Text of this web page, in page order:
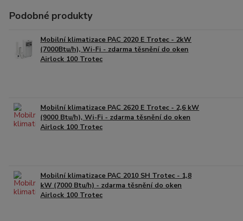
Podobné produkty
Mobilní klimatizace PAC 2020 E Trotec - 2kW
(7000Btu/h), Wi-Fi - zdarma těsnění do oken
Airlock 100 Trotec
Mobilní klimatizace PAC 2620 E Trotec - 2,6 kW
(9000 Btu/h), Wi-Fi - zdarma těsnění do oken
Airlock 100 Trotec
Mobilní klimatizace PAC 2010 SH Trotec - 1,8
kW (7000 Btu/h) - zdarma těsnění do oken
Airlock 100 Trotec